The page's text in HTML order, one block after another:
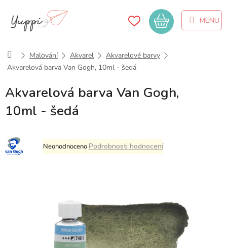
obsah
Nákupní
košík
DomůMalování Akvarel
Akvarelové barvy
Akvarelová barva Van Gogh, 10ml - šedá
Akvarelová barva Van Gogh,
10ml - šedá
Průměrné
hodnocení
NeohodnocenoPodrobnosti hodnocení